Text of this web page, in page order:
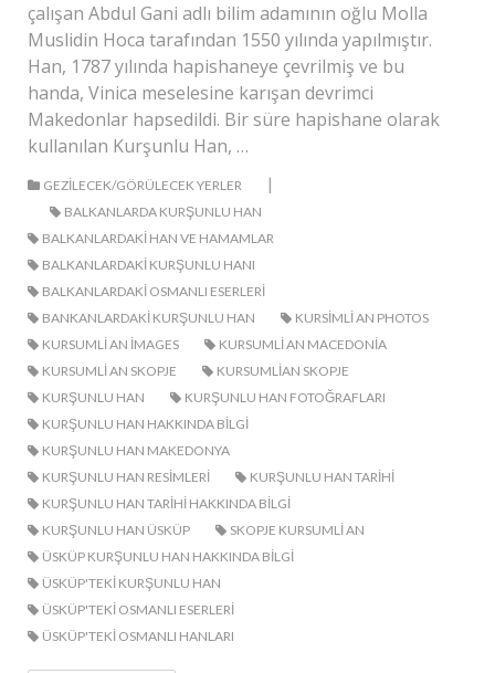
çalışan Abdul Gani adlı bilim adamının oğlu Molla
Muslidin Hoca tarafından 1550 yılında yapılmıştır.
Han, 1787 yılında hapishaneye çevrilmiş ve bu
handa, Vinica meselesine karışan devrimci
Makedonlar hapsedildi. Bir süre hapishane olarak
kullanılan Kurşunlu Han, …
GEZILECEK/GÖRÜLECEK YERLER |
BALKANLARDA KURŞUNLU HAN
BALKANLARDAKI HAN VE HAMAMLAR
BALKANLARDAKI KURŞUNLU HANI
BALKANLARDAKI OSMANLI ESERLERI
BANKANLARDAKI KURŞUNLU HAN
KURSIMLI AN PHOTOS
KURSUMLI AN IMAGES
KURSUMLI AN MACEDONIA
KURSUMLI AN SKOPJE
KURSUMLIAN SKOPJE
KURŞUNLU HAN
KURŞUNLU HAN FOTOĞRAFLARI
KURŞUNLU HAN HAKKINDA BILGI
KURŞUNLU HAN MAKEDONYA
KURŞUNLU HAN RESIMLERI
KURŞUNLU HAN TARIHI
KURŞUNLU HAN TARIHI HAKKINDA BILGI
KURŞUNLU HAN ÜSKÜP
SKOPJE KURSUMLI AN
ÜSKÜP KURŞUNLU HAN HAKKINDA BILGI
ÜSKÜP'TEKI KURŞUNLU HAN
ÜSKÜP'TEKI OSMANLI ESERLERI
ÜSKÜP'TEKI OSMANLI HANLARI